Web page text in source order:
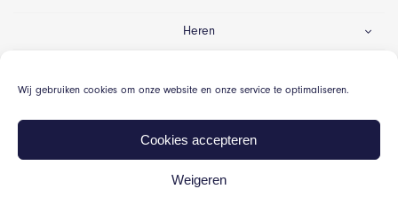
Wij gebruiken cookies om onze website en onze service te optimaliseren.
Cookies accepteren
Weigeren
Heren